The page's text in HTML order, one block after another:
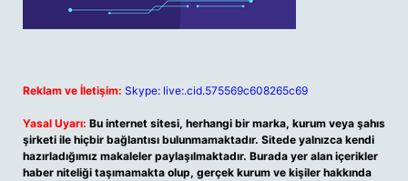
Reklam ve İletişim: Skype: live:.cid.575569c608265c69
Yasal Uyarı: Bu internet sitesi, herhangi bir marka, kurum veya şahıs
şirketi ile hiçbir bağlantısı bulunmamaktadır. Sitede yalnızca kendi
hazırladığımız makaleler paylaşılmaktadır. Burada yer alan içerikler
haber niteliği taşımamakta olup, gerçek kurum ve kişiler hakkında